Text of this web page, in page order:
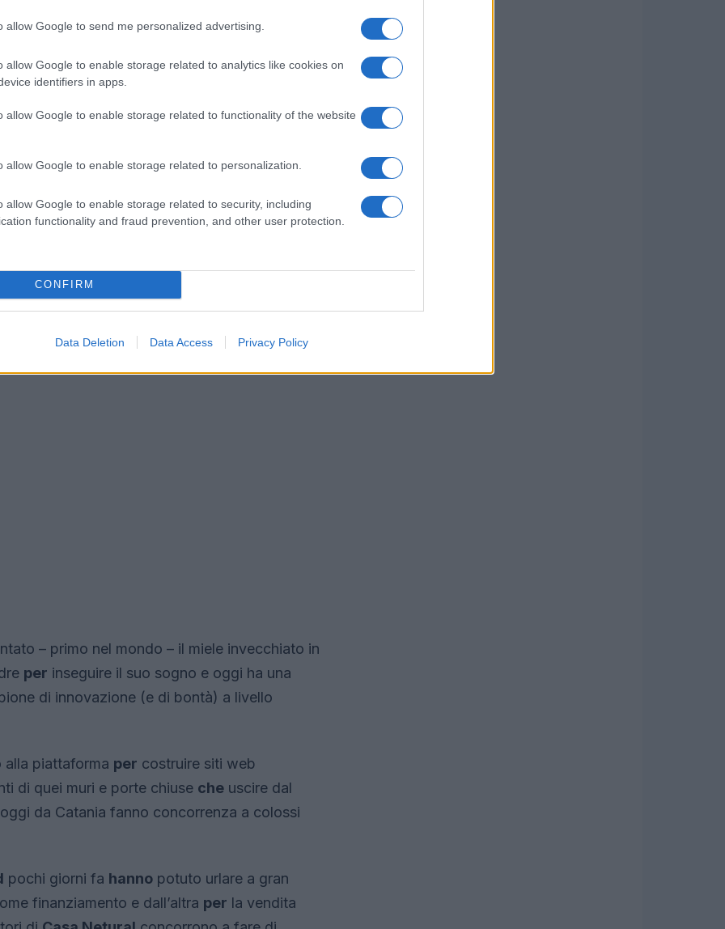
allow Google to send me personalized advertising.
allow Google to enable storage related to analytics like cookies on
identifiers in apps.
allow Google to enable storage related to functionality of the website
allow Google to enable storage related to personalization.
allow Google to enable storage related to security, including
functionality and fraud prevention, and other user protection.
CONFIRM
Data Deletion Data Access Privacy Policy
ma nonmi ci abituo.Nonvoglio
a lavorare sul mio ultimo libro, ho provato a
passo a passo: dire che
dietro ognuna
fallimenti, sperimentazioni.Ognuna delle
Innovatori
(Vallardi, 264 pagine, 13,50 euro,
– primo nel mondo – il miele invecchiato in
per inseguire il suo sogno e oggi ha una
di innovazione (e di bontà) a livello
alla piattaforma per costruire siti web
di quei muri e porte chiuse che uscire dal
da Catania fanno concorrenza a colossi
pochi giorni fa hanno potuto urlare a gran
finanziamento e dall’altra per la vendita